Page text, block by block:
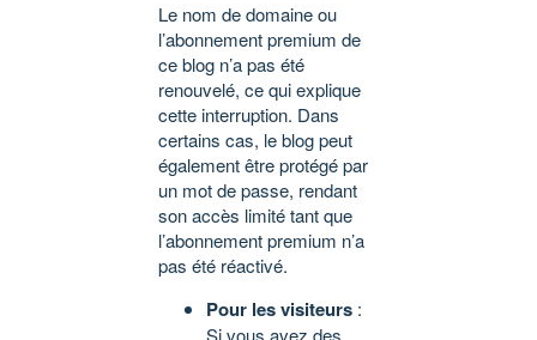
Le nom de domaine ou
l’abonnement premium de
ce blog n’a pas été
renouvelé, ce qui explique
cette interruption. Dans
certains cas, le blog peut
également être protégé par
un mot de passe, rendant
son accès limité tant que
l’abonnement premium n’a
pas été réactivé.
Pour les visiteurs :
Si vous avez des